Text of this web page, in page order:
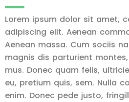
Lorem ipsum dolor sit amet,
adipiscing elit. Aenean
Aenean massa. Cum sociis
magnis dis parturient
mus. Donec quam felis,
eu, pretium quis, sem. Nulla
enim. Donec pede justo,